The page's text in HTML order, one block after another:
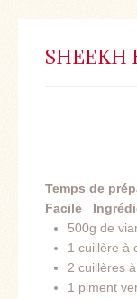
SHEEKH
Temps de
Facile
500g de
1 cuillère à
2 cuillères
1 piment